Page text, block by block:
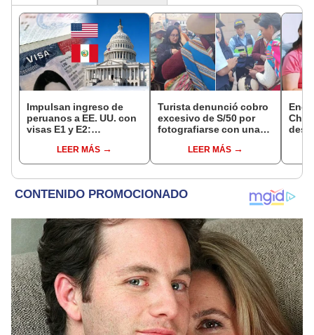
Impulsan ingreso de
peruanos a EE. UU. con
visas E1 y E2:
pymes serían los más
beneficiados
LEER MÁS
Turista denunció cobro
excesivo de S/50 por
fotografiarse con una
serenazgo recuperó el
dinero
LEER MÁS